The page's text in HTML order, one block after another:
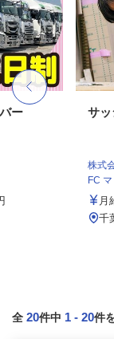
ー サッ
株式
FC マ
月
千
全 20件中 1 - 20件